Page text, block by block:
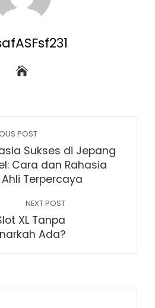
POST
Sukses di Jepang
Cara dan Rahasia
Terpercaya
NEXT POST
XL Tanpa
Ada?